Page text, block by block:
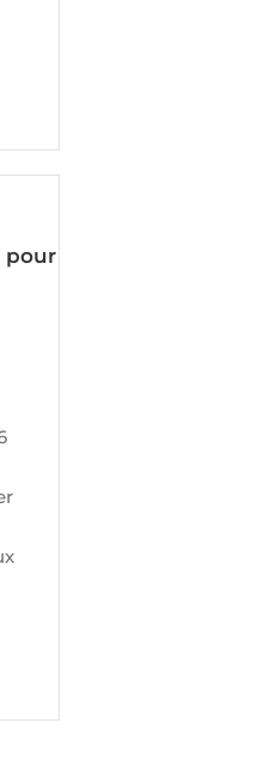
pour